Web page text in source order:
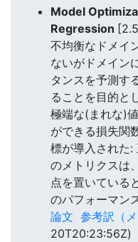
Model
Regression
不均衡なドメイ
ないがドメイン
タンスを予測す
ることを目的と
極端な(まれな)
ができる損失関
標が導入された:
のメトリクスは
点を置いている
のパフォーマン
論文 参考訳（メ
20T20:23:56Z)